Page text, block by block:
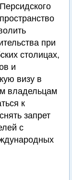
при
столицах,
и
визу в
владельцам
к
запрет
с